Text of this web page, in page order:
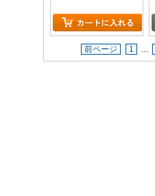
前ページ 1 …